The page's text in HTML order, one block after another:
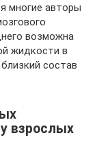
многие авторы
возможна
жидкости в
состав
взрослых